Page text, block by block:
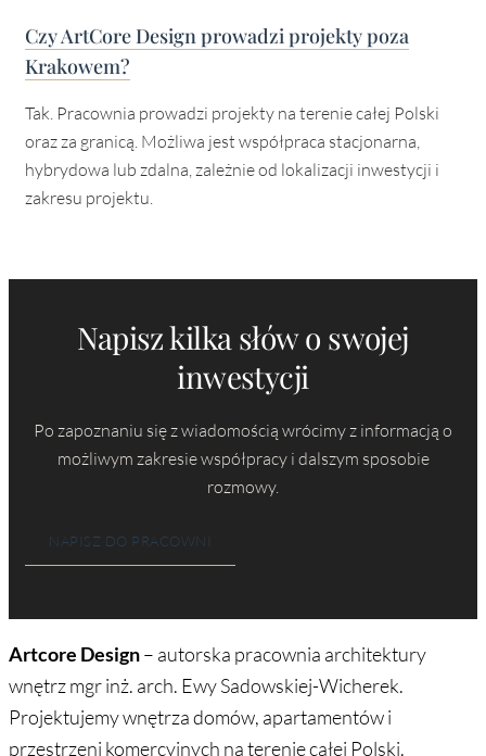
Czy ArtCore Design prowadzi projekty poza
Krakowem?
Tak. Pracownia prowadzi projekty na terenie całej Polski
oraz za granicą. Możliwa jest współpraca stacjonarna,
hybrydowa lub zdalna, zależnie od lokalizacji inwestycji i
zakresu projektu.
Napisz kilka słów o swojej
inwestycji
Po zapoznaniu się z wiadomością wrócimy z informacją o
możliwym zakresie współpracy i dalszym sposobie
rozmowy.
NAPISZ DO PRACOWNI
Artcore Design– autorska pracownia architektury
wnętrz mgr inż. arch. Ewy Sadowskiej-Wicherek.
Projektujemy wnętrza domów, apartamentów i
przestrzeni komercyjnych na terenie całej Polski.